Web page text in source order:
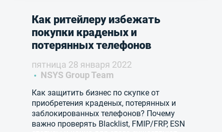
Как ритейлеру избежать
покупки краденых и
потерянных телефонов
пятница 28 января 2022
NSYS Group Team
Как защитить бизнес по скупке от
приобретения краденых, потерянных и
заблокированных телефонов? Почему
важно проверять Blacklist, FMIP/FRP, ESN